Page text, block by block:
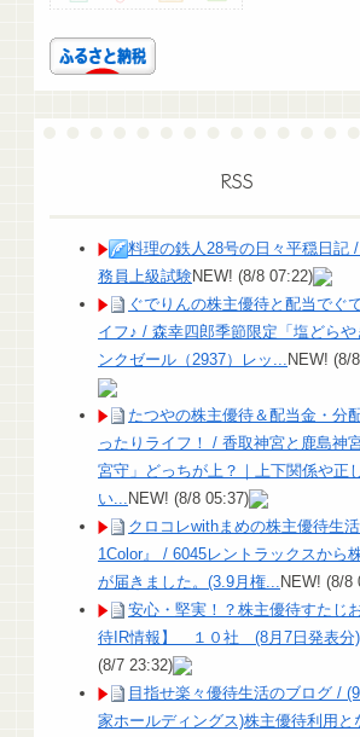
RSS
料理の鉄人28号の日々平穏日記
務員上級試験NEW! (8/8 07:22)
ぐでりんの株主優待と配当でぐ
イフ♪ / 森幸四郎季節限定「塩どら
ンクゼール（2937）レッ... NEW! (8/
たつやの株主優待＆配当金・分
ったりライフ！ / 香取神宮と鹿島神
宮守」どっちが上？｜上下関係や正
い... NEW! (8/8 05:37)
クロコレwithまめの株主優待生
1Color』 / 6045レントラックスから
が届きました。(3.9月権... NEW! (8/8
安心・堅実！？株主優待すたじ
待IR情報】 １０社 (8月7日発表分)
(8/7 23:32)
目指せ楽々優待生活のブログ /
家ホールディングス)株主優待利用と